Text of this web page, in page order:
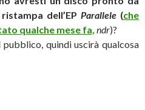
dell’EP Parallele (che
qualche mese fa, ndr)?
quindi uscirà qualcosa